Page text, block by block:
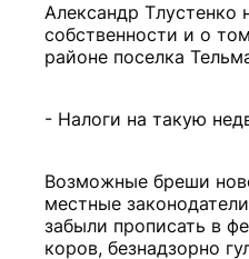
Александр Тлустенко
собственности и о
районе поселка
- Налоги на такую
Возможные бреши
местные
забыли прописать в
коров, безнадзорно